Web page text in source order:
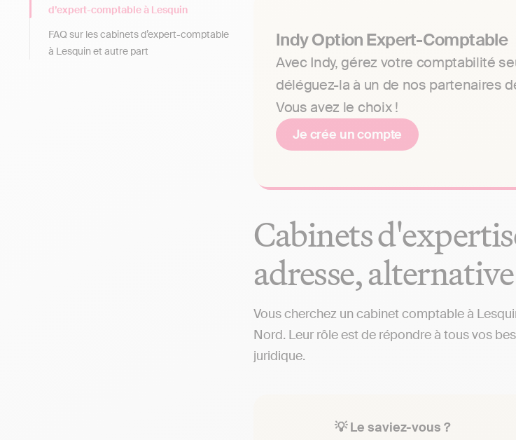
Indy Option Expert-Comptable
Avec Indy, gérez votre comptabilité
déléguez-la à un de nos partenaires
Vous avez le choix !
Je crée un compte
Cabinets
adresse, alternative
Vous cherchez un cabinet comptable à
Nord. Leur rôle est de répondre à tous vos
juridique.
💡 Le saviez-vous ?
d’expert-comptable à Lesquin
FAQ sur les cabinets d’expert-comptable
à Lesquin et autre part